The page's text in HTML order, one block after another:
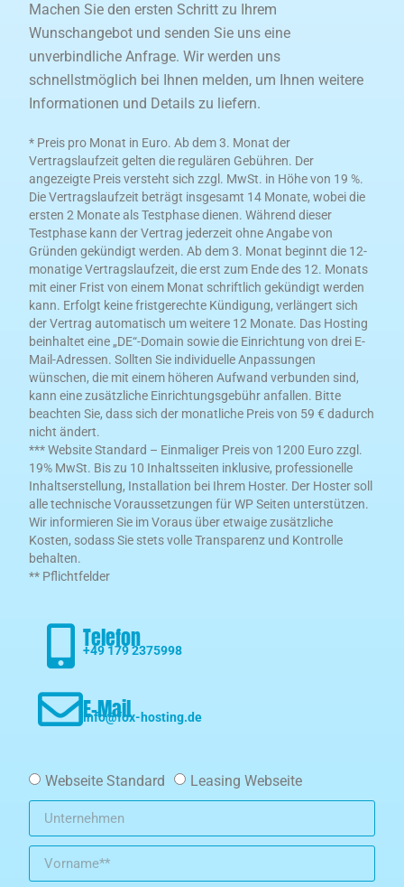
Machen Sie den ersten Schritt zu Ihrem
Wunschangebot und senden Sie uns eine
unverbindliche Anfrage. Wir werden uns
schnellstmöglich bei Ihnen melden, um Ihnen weitere
Informationen und Details zu liefern.
* Preis pro Monat in Euro. Ab dem 3. Monat der
Vertragslaufzeit gelten die regulären Gebühren. Der
angezeigte Preis versteht sich zzgl. MwSt. in Höhe von 19 %.
Die Vertragslaufzeit beträgt insgesamt 14 Monate, wobei die
ersten 2 Monate als Testphase dienen. Während dieser
Testphase kann der Vertrag jederzeit ohne Angabe von
Gründen gekündigt werden. Ab dem 3. Monat beginnt die 12-
monatige Vertragslaufzeit, die erst zum Ende des 12. Monats
mit einer Frist von einem Monat schriftlich gekündigt werden
kann. Erfolgt keine fristgerechte Kündigung, verlängert sich
der Vertrag automatisch um weitere 12 Monate. Das Hosting
beinhaltet eine „DE“-Domain sowie die Einrichtung von drei E-
Mail-Adressen. Sollten Sie individuelle Anpassungen
wünschen, die mit einem höheren Aufwand verbunden sind,
kann eine zusätzliche Einrichtungsgebühr anfallen. Bitte
beachten Sie, dass sich der monatliche Preis von 59 € dadurch
nicht ändert.
*** Website Standard – Einmaliger Preis von 1200 Euro zzgl.
19% MwSt. Bis zu 10 Inhaltsseiten inklusive, professionelle
Inhaltserstellung, Installation bei Ihrem Hoster. Der Hoster soll
alle technische Voraussetzungen für WP Seiten unterstützen.
Wir informieren Sie im Voraus über etwaige zusätzliche
Kosten, sodass Sie stets volle Transparenz und Kontrolle
behalten.
** Pflichtfelder
Telefon
+49 179 2375998
E-Mail
info@fox-hosting.de
Webseite Standard Leasing Webseite